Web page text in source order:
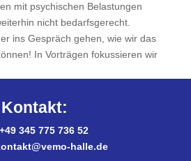
mit psychischen Belastungen
nicht bedarfsgerecht.
ins Gespräch gehen, wie wir das
In Vorträgen fokussieren wir
Kontakt:
+49 345 775 736 52
halle.de